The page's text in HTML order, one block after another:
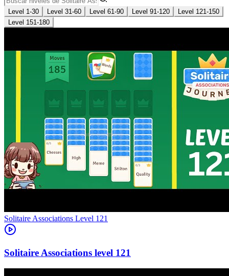
Level 1-30 Level 31-60 Level 61-90 Level 91-120
Level 121-150
Level 151-180
Level 121
121